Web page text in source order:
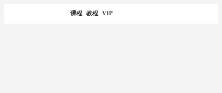
课程 教程 VIP